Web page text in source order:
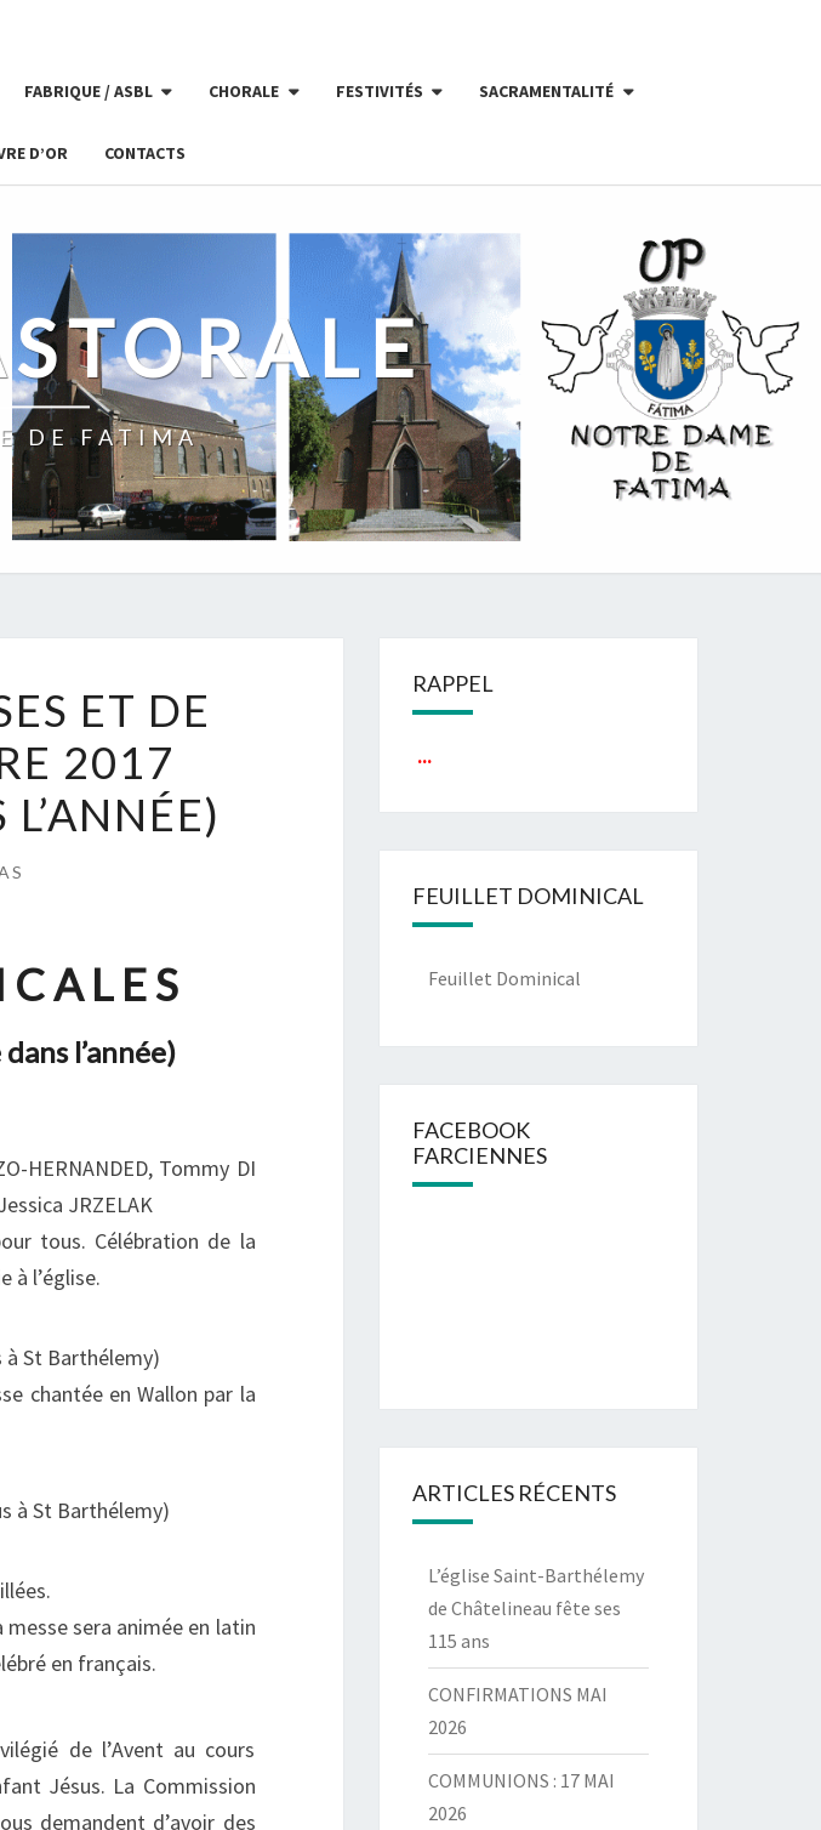
FABRIQUE / ASBL CHORALE FESTIVITÉS SACRAMENTALITÉ
D’OR CONTACTS
DE FATIMA
ET DE
2017
A L E S
l’année)
HERNANDED, Tommy DI
JRZELAK
tous. Célébration de la
à l’église.
à St Barthélemy)
chantée en Wallon par la
à St Barthélemy)
messe sera animée en latin
en français.
de l’Avent au cours
Jésus. La Commission
demandent d’avoir des
RAPPEL
FEUILLET DOMINICAL
Feuillet Dominical
FACEBOOK
FARCIENNES
ARTICLES RÉCENTS
L’église Saint-Barthélemy
de Châtelineau fête ses
115 ans
CONFIRMATIONS MAI
2026
COMMUNIONS : 17 MAI
2026